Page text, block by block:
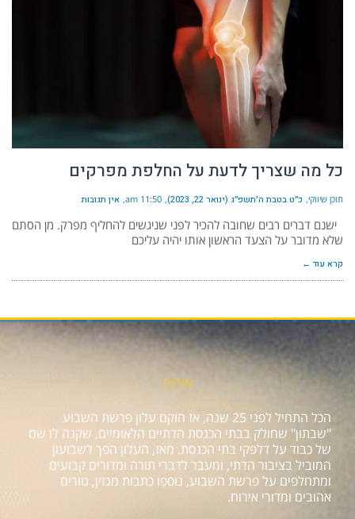
כל מה שצריך לדעת על החלפת מפרקים
תוכן שיווקי כ״ט בטבת ה׳תשפ״ג (ינואר 22, 2023) 11:50 am אין תגובות
ישנם דברים רבים שחובה להכיר לפני שניגשים להחליף מפרק. מן הסתם
שלא מדובר על הצעד הראשון אותו יהיה עליכם
קרא עוד ←
אודות
הכל התחיל לפני 25 שנה, אז הוקם עלון פרשת השבוע
"שבתון" שחולק בבתי הכנסת הדתיים הלאומיים, שקנה לו שם
של כבוד על דלפקי בתי הכנסת. מאז, העלון הפך לשבועון
המוביל בציבור הדתי, ומעבר לדברי תורה ומדורים קבועים
ומתחלפים על פרשת השבוע, נוספו כתבות מגזין, טורים
אהובים ומדורי אירוח.